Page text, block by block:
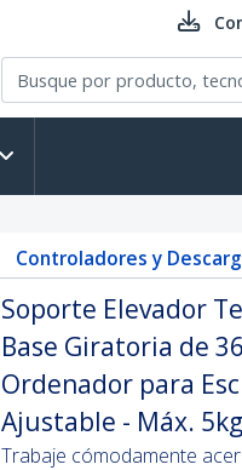
Controladores y
Soporte Elevador
Base Giratoria de
Ordenador para
Ajustable - Máx.
Trabaje cómodamente